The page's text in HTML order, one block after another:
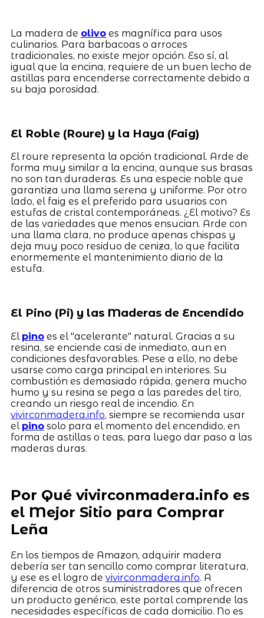
La madera de olivoes magnífica para usos
culinarios. Para barbacoas o arroces
tradicionales, no existe mejor opción. Eso sí, al
igual que la encina, requiere de un buen lecho de
astillas para encenderse correctamente debido a
su baja porosidad.
El Roble (Roure) y la Haya (Faig)
El roure representa la opción tradicional. Arde de
forma muy similar a la encina, aunque sus brasas
no son tan duraderas. Es una especie noble que
garantiza una llama serena y uniforme. Por otro
lado, el faig es el preferido para usuarios con
estufas de cristal contemporáneas. ¿El motivo? Es
de las variedades que menos ensucian. Arde con
una llama clara, no produce apenas chispas y
deja muy poco residuo de ceniza, lo que facilita
enormemente el mantenimiento diario de la
estufa.
El Pino (Pi) y las Maderas de Encendido
El pinoes el "acelerante" natural. Gracias a su
resina, se enciende casi de inmediato, aun en
condiciones desfavorables. Pese a ello, no debe
usarse como carga principal en interiores. Su
combustión es demasiado rápida, genera mucho
humo y su resina se pega a las paredes del tiro,
creando un riesgo real de incendio. En
vivirconmadera.info, siempre se recomienda usar
el pinosolo para el momento del encendido, en
forma de astillas o teas, para luego dar paso a las
maderas duras.
Por Qué vivirconmadera.info es
el Mejor Sitio para Comprar
Leña
En los tiempos de Amazon, adquirir madera
debería ser tan sencillo como comprar literatura,
y ese es el logro de vivirconmadera.info. A
diferencia de otros suministradores que ofrecen
un producto genérico, este portal comprende las
necesidades específicas de cada domicilio. No es